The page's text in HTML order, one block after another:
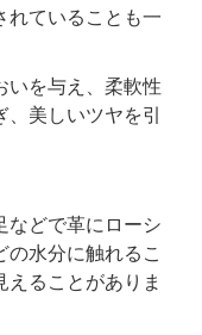
れていることも一
いを与え、柔軟性
美しいツヤを引
などで革にローシ
の水分に触れるこ
えることがありま